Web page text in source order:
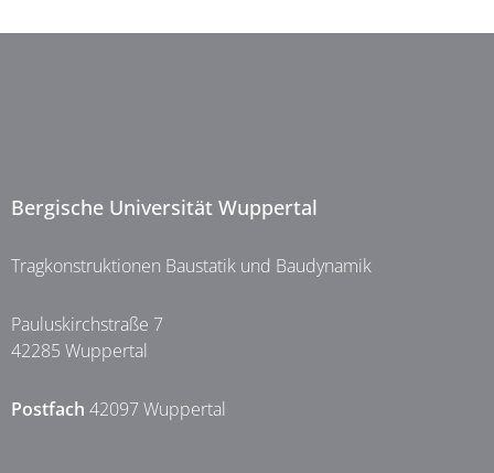
Bergische Universität Wuppertal
Tragkonstruktionen Baustatik und Baudynamik
Pauluskirchstraße 7
42285 Wuppertal
Postfach 42097 Wuppertal